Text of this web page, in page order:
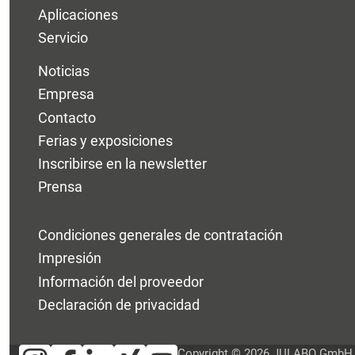
Aplicaciones
Servicio
Noticias
Empresa
Contacto
Ferias y exposiciones
Inscribirse en la newsletter
Prensa
Condiciones generales de contratación
Impresión
Información del proveedor
Declaración de privacidad